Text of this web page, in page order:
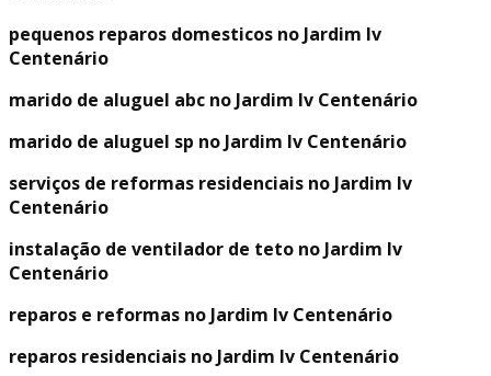
pequenos reparos domesticos no Jardim Iv
Centenário
marido de aluguel abc no Jardim Iv Centenário
marido de aluguel sp no Jardim Iv Centenário
serviços de reformas residenciais no Jardim Iv
Centenário
instalação de ventilador de teto no Jardim Iv
Centenário
reparos e reformas no Jardim Iv Centenário
reparos residenciais no Jardim Iv Centenário